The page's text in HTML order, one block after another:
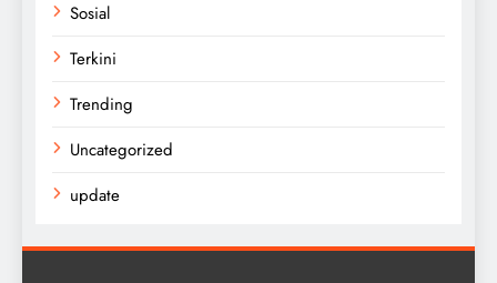
Sosial
Terkini
Trending
Uncategorized
update